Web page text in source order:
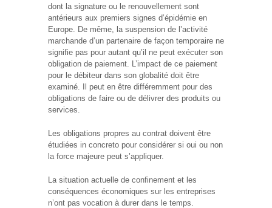
dont la signature ou le renouvellement sont
antérieurs aux premiers signes d’épidémie en
Europe. De même, la suspension de l’activité
marchande d’un partenaire de façon temporaire ne
signifie pas pour autant qu’il ne peut exécuter son
obligation de paiement. L’impact de ce paiement
pour le débiteur dans son globalité doit être
examiné. Il peut en être différemment pour des
obligations de faire ou de délivrer des produits ou
services.
Les obligations propres au contrat doivent être
étudiées in concreto pour considérer si oui ou non
la force majeure peut s’appliquer.
La situation actuelle de confinement et les
conséquences économiques sur les entreprises
n’ont pas vocation à durer dans le temps.